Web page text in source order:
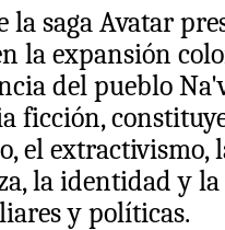
la saga Avatar
la expansión
del pueblo
ficción,
el extractivismo,
la identidad y
y políticas.